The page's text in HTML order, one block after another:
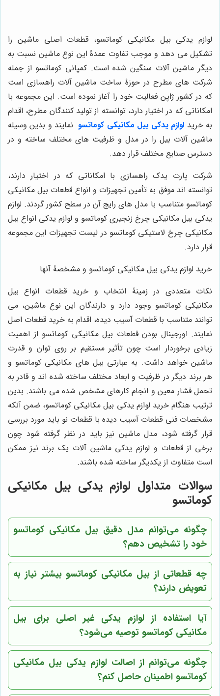
لوازم یدکی بیل مکانیکی کوماتسو، قطعات اصلی ماشین را
تشکیل می دهد و موجب تفاوت عمدۀ این نوع ماشین نسبت به
دیگر ماشین آلات سنگین شده است. کمپانی کوماتسو از جمله
شرکت های مطرح در حوزۀ ساخت ماشین آلات راهسازی است
که در کشور ژاپن فعالیت خود را آغاز نموده است. این مجموعه با
امکاناتی که در اختیار دارد، توانسته از تولید کنندگان مطرح، اقدام
به خرید لوازم یدکی بیل مکانیکی کوماتسو نمایند و بدین وسیله
ماشین آلات بیل را در مدل و ظرفیت های مختلف ساخته و در
دسترس صنایع مختلف قرار دهد.
شرکت پارت یدک راهسازی با امکاناتی که در اختیار دارند،
توانسته اند موفق به تأمین تجهیزات و انواع قطعات بیل مکانیکی
کوماتسو متناسب با مدل های رایج آن در سطح کشور گردند. لوازم
یدکی بیل مکانیکی چرخ زنجیری کوماتسو و لوازم یدکی انواع بیل
مکانیکی چرخ لاستیکی کوماتسو در لیست تجهیزات این مجموعه
قرار دارد.
خرید لوازم یدکی بیل مکانیکی کوماتسو و مشخصۀ آنها
نکات متعددی در زمینۀ انتخاب و خرید قطعات انواع بیل
مکانیکی کوماتسو وجود دارد و دارندگان این نوع ماشین، می
توانند متناسب با قطعات آسیب دیده، اقدام به خرید قطعات اصل
نمایند. اورجینال بودن قطعات بیل مکانیکی کوماتسو از اهمیت
زیادی برخوردار است چون تأثیر مستقیم بر روی توان و قدرت
ماشین خواهد داشت. به عبارتی بیل های مکانیکی کوماتسو و
هر برند دیگر در ظرفیت و ابعاد مختلف ساخته شده اند و قادر به
تحمل فشار معین و انجام کارهای مشخص شده می باشند. بدین
ترتیب هنگام خرید لوازم یدکی بیل مکانیکی کوماتسو، ضمن آنکه
مشخصات فنی قطعات آسیب دیده با قطعات نو باید مورد بررسی
قرار گرفته شود، مدل ماشین نیز باید در نظر گرفته شود چون
برخی از قطعات و لوازم یدکی ماشین آلات یک برند نیز ممکن
است متفاوت از یکدیگر ساخته شده باشند.
سوالات متداول لوازم یدکی بیل مکانیکی
کوماتسو
چگونه می‌توانم مدل دقیق بیل مکانیکی کوماتسو
خود را تشخیص دهم؟
چه قطعاتی از بیل مکانیکی کوماتسو بیشتر نیاز به
تعویض دارند؟
آیا استفاده از لوازم یدکی غیر اصلی برای بیل
مکانیکی کوماتسو توصیه می‌شود؟
چگونه می‌توانم از اصالت لوازم یدکی بیل مکانیکی
کوماتسو اطمینان حاصل کنم؟